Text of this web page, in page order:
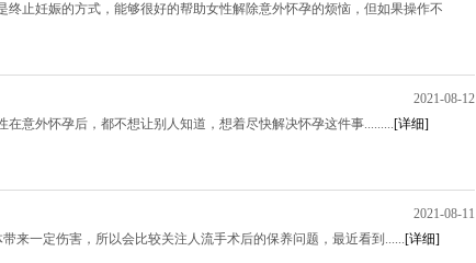
终止妊娠的方式，能够很好的帮助女性解除意外怀孕的烦恼，但如果操作不
2021-08-12
意外怀孕后，都不想让别人知道，想着尽快解决怀孕这件事.........[详细]
2021-08-11
来一定伤害，所以会比较关注人流手术后的保养问题，最近看到......[详细]